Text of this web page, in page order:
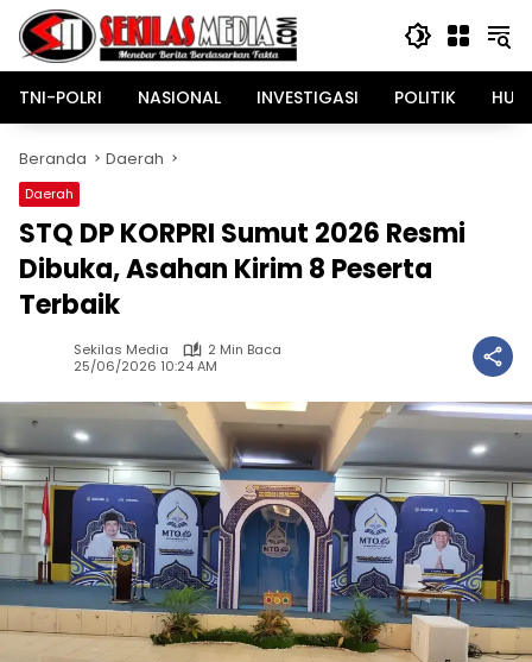
Langsung
konten
TNI-POLRI
NASIONAL INVESTIGASI POLITIK
Beranda Daerah
Daerah
STQ DP KORPRI Sumut 2026 Resmi
Dibuka, Asahan Kirim 8 Peserta
Terbaik
Sekilas Media
2 Min Baca
25/06/2026 10:24 AM